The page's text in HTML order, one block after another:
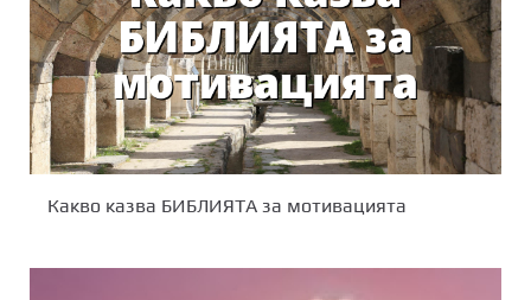
Какво казва БИБЛИЯТА за мотивацията